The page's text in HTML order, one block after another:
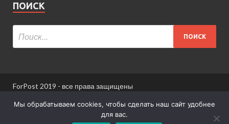
ПОИСК
ForPost 2019 - все права защищены
При использовании материалов сайта ссылка
Мы обрабатываем cookies, чтобы сделать наш сайт удобнее
для вас.